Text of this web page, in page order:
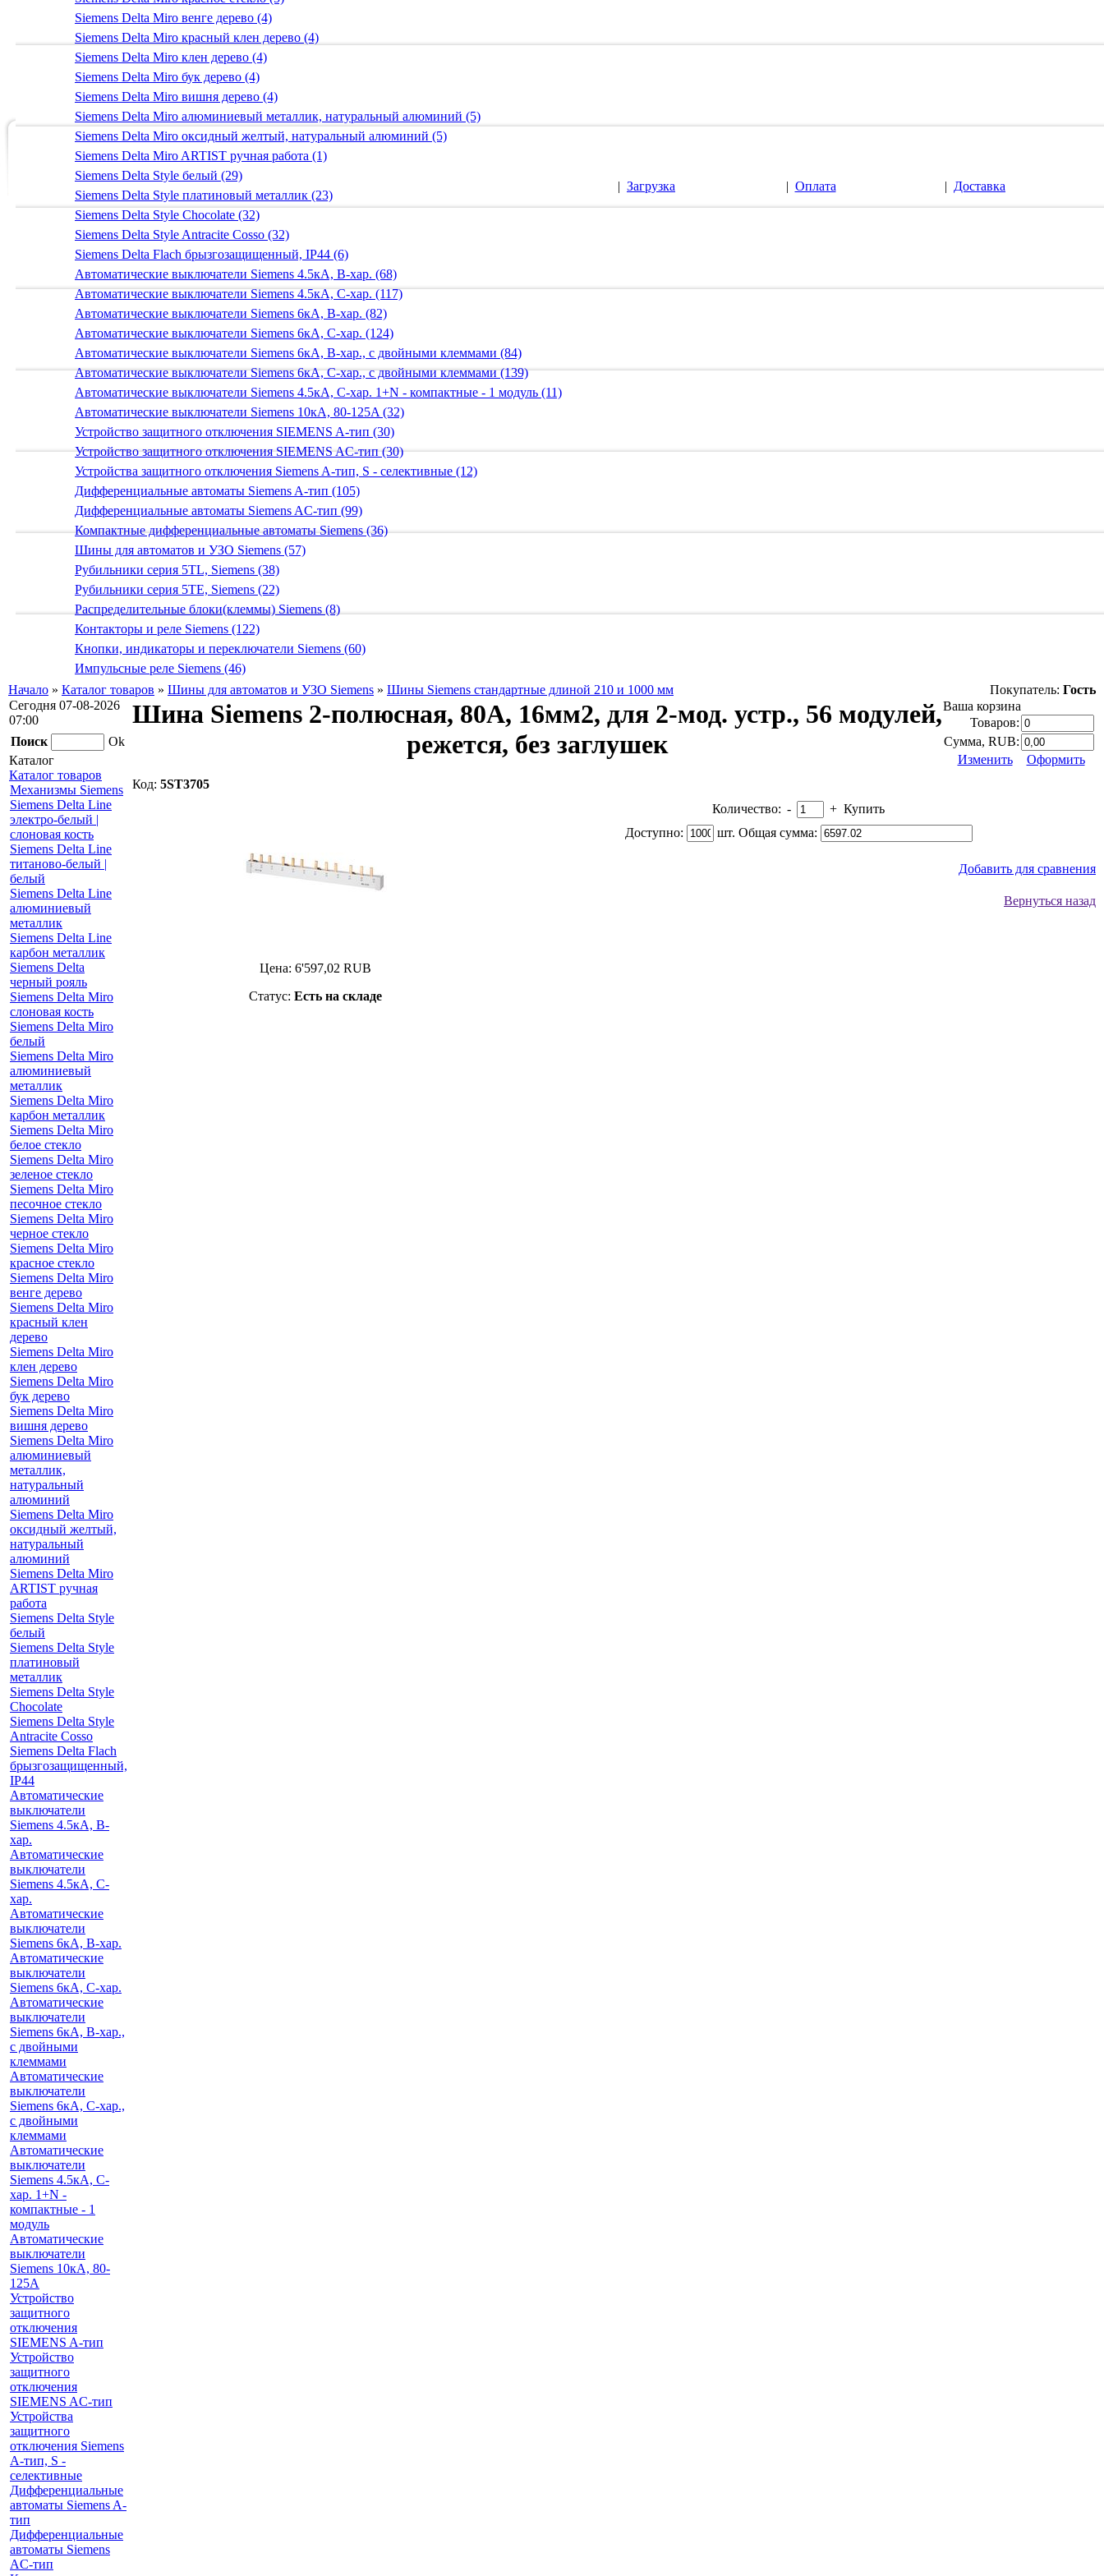
Siemens Delta Miro венге дерево (4)
Siemens Delta Miro красный клен дерево (4)
Siemens Delta Miro клен дерево (4)
Siemens Delta Miro бук дерево (4)
Siemens Delta Miro вишня дерево (4)
Siemens Delta Miro алюминиевый металлик, натуральный алюминий (5)
Siemens Delta Miro оксидный желтый, натуральный алюминий (5)
Siemens Delta Miro ARTIST ручная работа (1)
Siemens Delta Style белый (29)
Siemens Delta Style платиновый металлик (23)
Siemens Delta Style Chocolate (32)
Siemens Delta Style Antracite Cosso (32)
Siemens Delta Flach брызгозащищенный, IP44 (6)
Автоматические выключатели Siemens 4.5кА, B-хар. (68)
Автоматические выключатели Siemens 4.5кА, C-хар. (117)
Автоматические выключатели Siemens 6кА, B-хар. (82)
Автоматические выключатели Siemens 6кА, С-хар. (124)
Автоматические выключатели Siemens 6кА, B-хар., с двойными клеммами (84)
Автоматические выключатели Siemens 6кА, C-хар., с двойными клеммами (139)
Автоматические выключатели Siemens 4.5кА, C-хар. 1+N - компактные - 1 модуль (11)
Автоматические выключатели Siemens 10кА, 80-125A (32)
Устройство защитного отключения SIEMENS A-тип (30)
Устройство защитного отключения SIEMENS AС-тип (30)
Устройства защитного отключения Siemens A-тип, S - селективные (12)
Дифференциальные автоматы Siemens A-тип (105)
Дифференциальные автоматы Siemens AС-тип (99)
Компактные дифференциальные автоматы Siemens (36)
Шины для автоматов и УЗО Siemens (57)
Рубильники серия 5TL, Siemens (38)
Рубильники серия 5TE, Siemens (22)
Распределительные блоки(клеммы) Siemens (8)
Контакторы и реле Siemens (122)
Кнопки, индикаторы и переключатели Siemens (60)
Импульсные реле Siemens (46)
| Загрузка | Оплата | Доставка
Начало » Каталог товаров » Шины для автоматов и УЗО Siemens » Шины Siemens стандартные длиной 210 и 1000 мм Покупатель: Гость
Сегодня 07-08-2026
07:00
Поиск
Ok
Каталог
Каталог товаров
Механизмы Siemens
Siemens Delta Line
электро-белый |
слоновая кость
Siemens Delta Line
титаново-белый |
белый
Siemens Delta Line
алюминиевый
металлик
Siemens Delta Line
карбон металлик
Siemens Delta
черный рояль
Siemens Delta Miro
слоновая кость
Siemens Delta Miro
белый
Siemens Delta Miro
алюминиевый
металлик
Siemens Delta Miro
карбон металлик
Siemens Delta Miro
белое стекло
Siemens Delta Miro
зеленое стекло
Siemens Delta Miro
песочное стекло
Siemens Delta Miro
черное стекло
Siemens Delta Miro
красное стекло
Siemens Delta Miro
венге дерево
Siemens Delta Miro
красный клен
дерево
Siemens Delta Miro
клен дерево
Siemens Delta Miro
бук дерево
Siemens Delta Miro
вишня дерево
Siemens Delta Miro
алюминиевый
металлик,
натуральный
алюминий
Siemens Delta Miro
оксидный желтый,
натуральный
алюминий
Siemens Delta Miro
ARTIST ручная
работа
Siemens Delta Style
белый
Siemens Delta Style
платиновый
металлик
Siemens Delta Style
Chocolate
Siemens Delta Style
Antracite Cosso
Siemens Delta Flach
брызгозащищенный,
IP44
Автоматические
выключатели
Siemens 4.5кА, B-
хар.
Автоматические
выключатели
Siemens 4.5кА, C-
хар.
Автоматические
выключатели
Siemens 6кА, B-хар.
Автоматические
выключатели
Siemens 6кА, С-хар.
Автоматические
выключатели
Siemens 6кА, B-хар.,
с двойными
клеммами
Автоматические
выключатели
Siemens 6кА, C-хар.,
с двойными
клеммами
Автоматические
выключатели
Siemens 4.5кА, C-
хар. 1+N -
компактные - 1
модуль
Автоматические
выключатели
Siemens 10кА, 80-
125A
Устройство
защитного
отключения
SIEMENS A-тип
Устройство
защитного
отключения
SIEMENS AС-тип
Устройства
защитного
отключения Siemens
A-тип, S -
селективные
Дифференциальные
автоматы Siemens A-
тип
Дифференциальные
автоматы Siemens
AС-тип
Шина Siemens 2-полюсная, 80A, 16мм2, для 2-мод. устр., 56 модулей,
режется, без заглушек
Код: 5ST3705
Ваша корзина
Товаров:
Сумма, RUB:
Изменить
Оформить
Цена: 6'597,02 RUB
Статус: Есть на складе
Количество: - + Купить
Доступно:
шт. Общая сумма:
Добавить для сравнения
Вернуться назад